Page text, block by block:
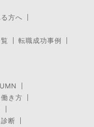
方へ
転職成功事例
き方
断